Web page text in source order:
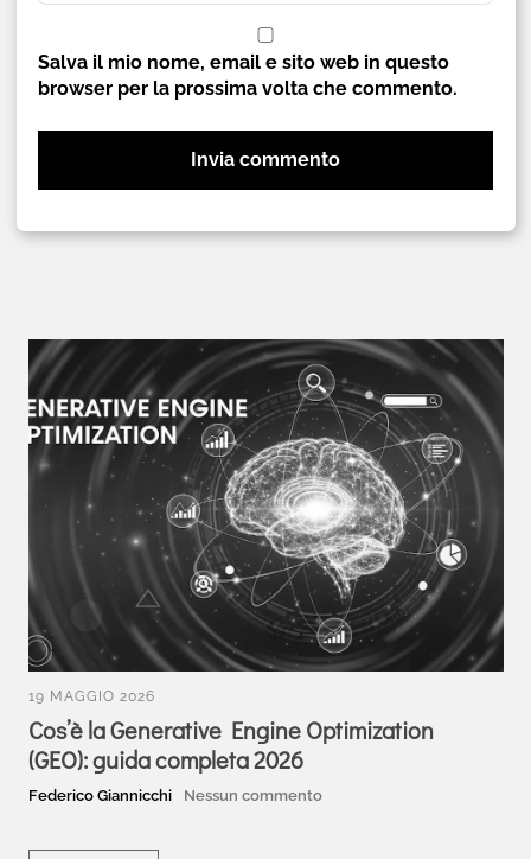
Salva il mio nome, email e sito web in questo
browser per la prossima volta che commento.
19 MAGGIO 2026
Cos’è la Generative Engine Optimization
(GEO): guida completa 2026
Federico Giannicchi Nessun commento